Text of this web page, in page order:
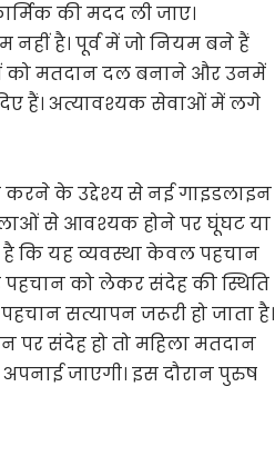
की मदद ली जाए।
है। पूर्व में जो नियम बने हैं
को मतदान दल बनाने और उनमें
हैं। अत्यावश्यक सेवाओं में लगे
करने के उद्देश्य से नई गाइडलाइन
से आवश्यक होने पर घूंघट या
है कि यह व्यवस्था केवल पहचान
पहचान को लेकर संदेह की स्थिति
सत्यापन जरूरी हो जाता है।
पर संदेह हो तो महिला मतदान
अपनाई जाएगी। इस दौरान पुरुष